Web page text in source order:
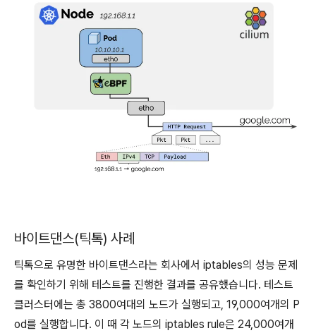
바이트댄스(틱톡) 사례
틱톡으로 유명한 바이트댄스라는 회사에서 iptables의 성능 문제
를 확인하기 위해 테스트를 진행한 결과를 공유했습니다. 테스트
클러스터에는 총 3800여대의 노드가 실행되고, 19,000여개의 P
od를 실행합니다. 이 때 각 노드의 iptables rule은 24,000여개